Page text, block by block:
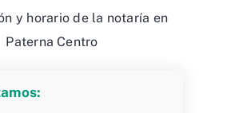
y horario de la notaría en
Paterna Centro